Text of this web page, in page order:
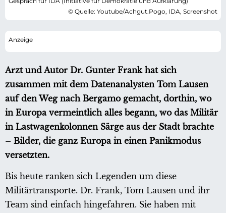
© Quelle: Youtube/Achgut.Pogo, IDA, Screenshot
Arzt und Autor Dr. Gunter Frank hat sich
zusammen mit dem Datenanalysten Tom Lausen
auf den Weg nach Bergamo gemacht, dorthin, wo
in Europa vermeintlich alles begann, wo das Militär
in Lastwagenkolonnen Särge aus der Stadt brachte
– Bilder, die ganz Europa in einen Panikmodus
versetzten.
Bis heute ranken sich Legenden um diese
Militärtransporte. Dr. Frank, Tom Lausen und ihr
Team sind einfach hingefahren. Sie haben mit